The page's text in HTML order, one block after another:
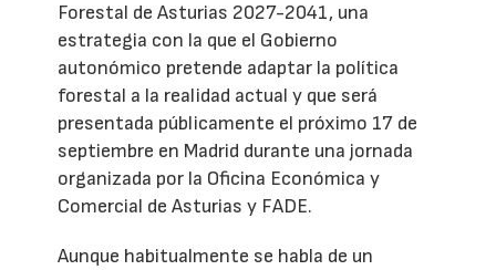
Forestal de Asturias 2027-2041, una
estrategia con la que el Gobierno
autonómico pretende adaptar la política
forestal a la realidad actual y que será
presentada públicamente el próximo 17 de
septiembre en Madrid durante una jornada
organizada por la Oficina Económica y
Comercial de Asturias y FADE.
Aunque habitualmente se habla de un